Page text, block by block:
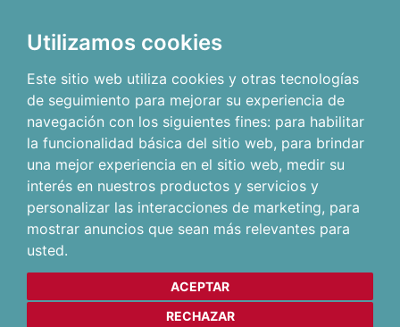
Utilizamos cookies
Este sitio web utiliza cookies y otras tecnologías
de seguimiento para mejorar su experiencia de
navegación con los siguientes fines: para habilitar
la funcionalidad básica del sitio web, para brindar
una mejor experiencia en el sitio web, medir su
interés en nuestros productos y servicios y
personalizar las interacciones de marketing, para
mostrar anuncios que sean más relevantes para
usted.
ACEPTAR
RECHAZAR